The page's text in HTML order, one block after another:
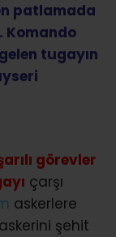
patlamada
Komando
tugayın
görevler
çarşı
askerlere
şehit